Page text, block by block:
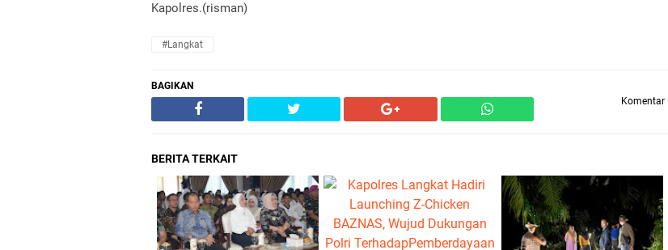
Kapolres.(risman)
#Langkat
BAGIKAN
Komentar
BERITA TERKAIT